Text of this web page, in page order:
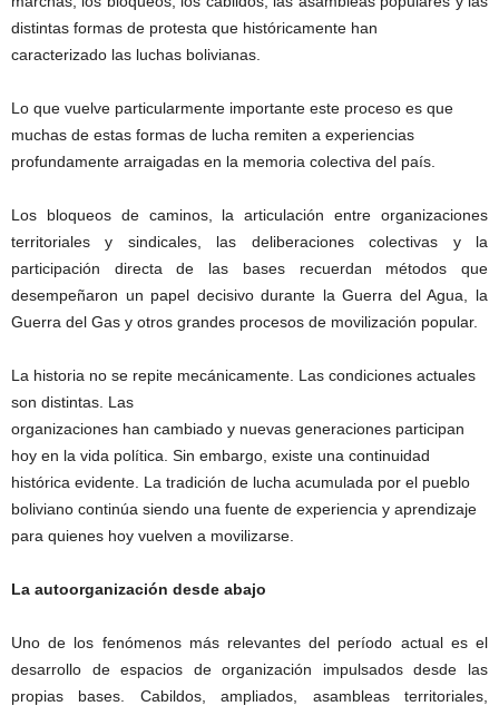
distintas formas de protesta que históricamente han
caracterizado las luchas bolivianas.
Lo que vuelve particularmente importante este proceso es que
muchas de estas formas de lucha remiten a experiencias
profundamente arraigadas en la memoria colectiva del país.
Los bloqueos de caminos, la articulación entre organizaciones
territoriales y sindicales, las deliberaciones colectivas y la
participación directa de las bases recuerdan métodos que
desempeñaron un papel decisivo durante la Guerra del Agua, la
Guerra del Gas y otros grandes procesos de movilización popular.
La historia no se repite mecánicamente. Las condiciones actuales
son distintas. Las
organizaciones han cambiado y nuevas generaciones participan
hoy en la vida política. Sin embargo, existe una continuidad
histórica evidente. La tradición de lucha acumulada por el pueblo
boliviano continúa siendo una fuente de experiencia y aprendizaje
para quienes hoy vuelven a movilizarse.
La autoorganización desde abajo
Uno de los fenómenos más relevantes del período actual es el
desarrollo de espacios de organización impulsados desde las
propias bases. Cabildos, ampliados, asambleas territoriales,